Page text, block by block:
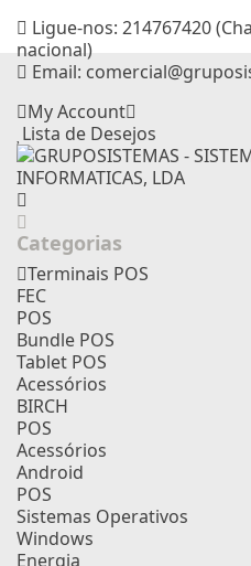
Ligue-nos: 214767420
nacional)
Email:
My Account
Lista de Desejos
Categorias
Terminais POS
FEC
POS
Bundle POS
Tablet POS
Acessórios
BIRCH
POS
Acessórios
Android
POS
Sistemas Operativos
Windows
Energia